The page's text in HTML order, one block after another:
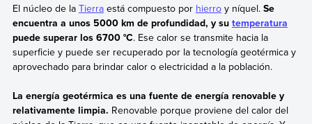
El núcleo de la Tierraestá compuesto por hierroy níquel. Se
encuentra a unos 5000 km de profundidad, y su temperatura
puede superar los 6700 °C. Ese calor se transmite hacia la
superficie y puede ser recuperado por la tecnología geotérmica y
aprovechado para brindar calor o electricidad a la población.
La energía geotérmica es una fuente de energía renovable y
relativamente limpia. Renovable porque proviene del calor del